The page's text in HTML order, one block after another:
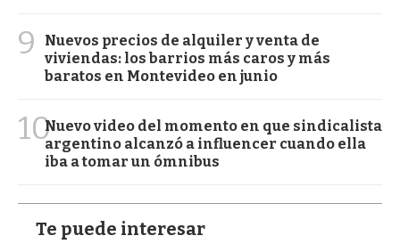
9
Nuevos precios de alquiler y venta de
viviendas: los barrios más caros y más
baratos en Montevideo en junio
10Nuevo video del momento en que sindicalista
argentino alcanzó a influencer cuando ella
iba a tomar un ómnibus
Te puede interesar